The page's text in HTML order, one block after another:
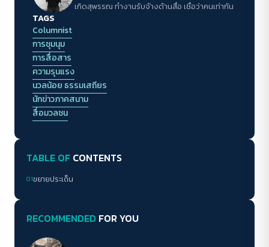
เกิดสุพรรณ ทำงานรับจ้างด้านสื่อ เชื่อว่าคนเท่ากัน
TAGS
Columnist
การชุมนุม
การสื่อสาร
ความรุนแรง
นวลน้อย ธรรมเสถียร
นักข่าวภาคสนาม
สื่อมวลชน
TABLE OF CONTENTS
01ขยายประเด็น
RECOMMENDED FOR YOU